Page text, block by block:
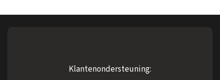
Klantenondersteuning: